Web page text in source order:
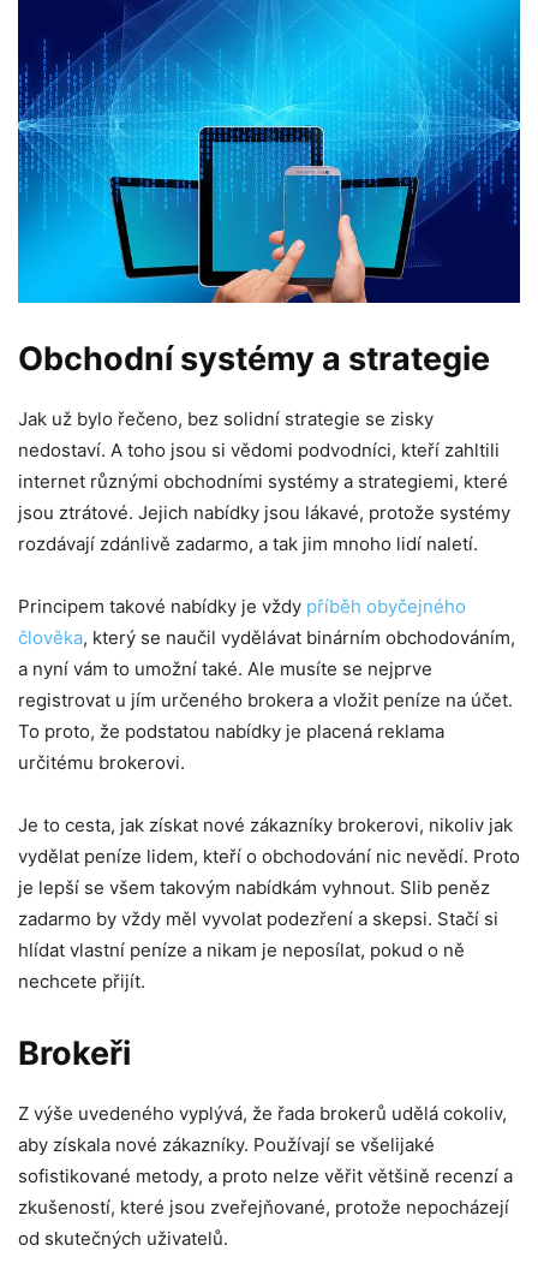
Obchodní systémy a strategie
Jak už bylo řečeno, bez solidní strategie se zisky
nedostaví. A toho jsou si vědomi podvodníci, kteří zahltili
internet různými obchodními systémy a strategiemi, které
jsou ztrátové. Jejich nabídky jsou lákavé, protože systémy
rozdávají zdánlivě zadarmo, a tak jim mnoho lidí naletí.
Principem takové nabídky je vždy příběh obyčejného
člověka, který se naučil vydělávat binárním obchodováním,
a nyní vám to umožní také. Ale musíte se nejprve
registrovat u jím určeného brokera a vložit peníze na účet.
To proto, že podstatou nabídky je placená reklama
určitému brokerovi.
Je to cesta, jak získat nové zákazníky brokerovi, nikoliv jak
vydělat peníze lidem, kteří o obchodování nic nevědí. Proto
je lepší se všem takovým nabídkám vyhnout. Slib peněz
zadarmo by vždy měl vyvolat podezření a skepsi. Stačí si
hlídat vlastní peníze a nikam je neposílat, pokud o ně
nechcete přijít.
Brokeři
Z výše uvedeného vyplývá, že řada brokerů udělá cokoliv,
aby získala nové zákazníky. Používají se všelijaké
sofistikované metody, a proto nelze věřit většině recenzí a
zkušeností, které jsou zveřejňované, protože nepocházejí
od skutečných uživatelů.